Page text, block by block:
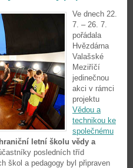
Ve dnech 22.
7. – 26. 7.
pořádala
Hvězdárna
Valašské
Meziříčí
jedinečnou
akci v rámci
projektu
Vědou a
technikou ke
společnému
letní školu vědy a
posledních tříd
škol a pedagogy byl připraven